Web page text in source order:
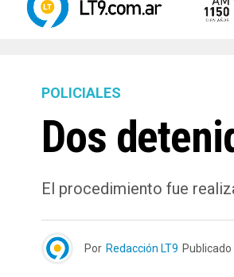
POLICIALES
Dos
El procedimiento fue
Por Redacción LT9 Publicado